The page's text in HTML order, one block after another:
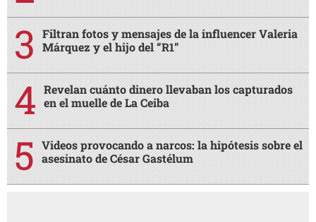
Filtran fotos y mensajes de la influencer Valeria
Márquez y el hijo del “R1”
Revelan cuánto dinero llevaban los capturados
en el muelle de La Ceiba
Videos provocando a narcos: la hipótesis sobre el
asesinato de César Gastélum